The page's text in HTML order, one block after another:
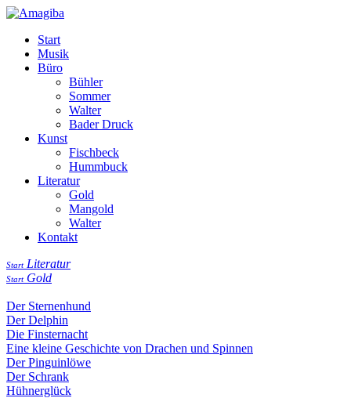
Start
Musik
Büro
Bühler
Sommer
Walter
Bader Druck
Kunst
Fischbeck
Hummbuck
Literatur
Gold
Mangold
Walter
Kontakt
StartLiteratur
StartGold
Der Sternenhund
Der Delphin
Die Finsternacht
Eine kleine Geschichte von Drachen und Spinnen
Der Pinguinlöwe
Der Schrank
Hühnerglück